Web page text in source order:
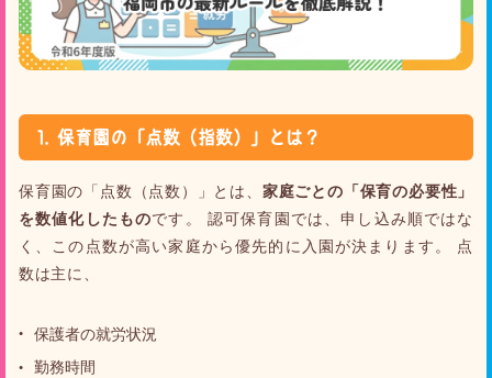
1. 保育園の「点数（指数）」とは？
保育園の「点数（点数）」とは、 家庭ごとの「保育の必要性」
を数値化したものです。 認可保育園では、申し込み順ではな
く、この点数が高い家庭から優先的に入園が決まります。 点
数は主に、
保護者の就労状況
勤務時間